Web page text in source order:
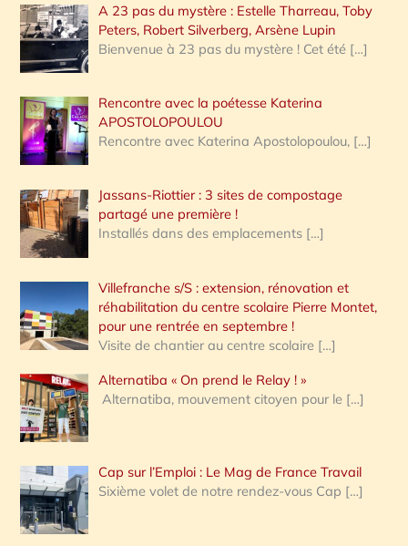
A 23 pas du mystère : Estelle Tharreau, Toby
Peters, Robert Silverberg, Arsène Lupin
Bienvenue à 23 pas du mystère ! Cet été […]
Rencontre avec la poétesse Katerina
APOSTOLOPOULOU
Rencontre avec Katerina Apostolopoulou, […]
Jassans-Riottier : 3 sites de compostage
partagé une première !
Installés dans des emplacements […]
Villefranche s/S : extension, rénovation et
réhabilitation du centre scolaire Pierre Montet,
pour une rentrée en septembre !
Visite de chantier au centre scolaire […]
Alternatiba « On prend le Relay ! »
Alternatiba, mouvement citoyen pour le […]
Cap sur l’Emploi : Le Mag de France Travail
Sixième volet de notre rendez-vous Cap […]